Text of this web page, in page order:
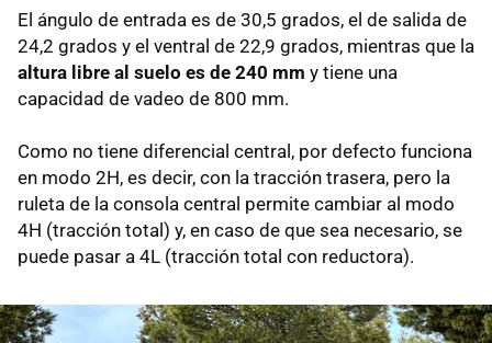
El ángulo de entrada es de 30,5 grados, el de salida de
24,2 grados y el ventral de 22,9 grados, mientras que la
altura libre al suelo es de 240 mm y tiene una
capacidad de vadeo de 800 mm.
Como no tiene diferencial central, por defecto funciona
en modo 2H, es decir, con la tracción trasera, pero la
ruleta de la consola central permite cambiar al modo
4H (tracción total) y, en caso de que sea necesario, se
puede pasar a 4L (tracción total con reductora).